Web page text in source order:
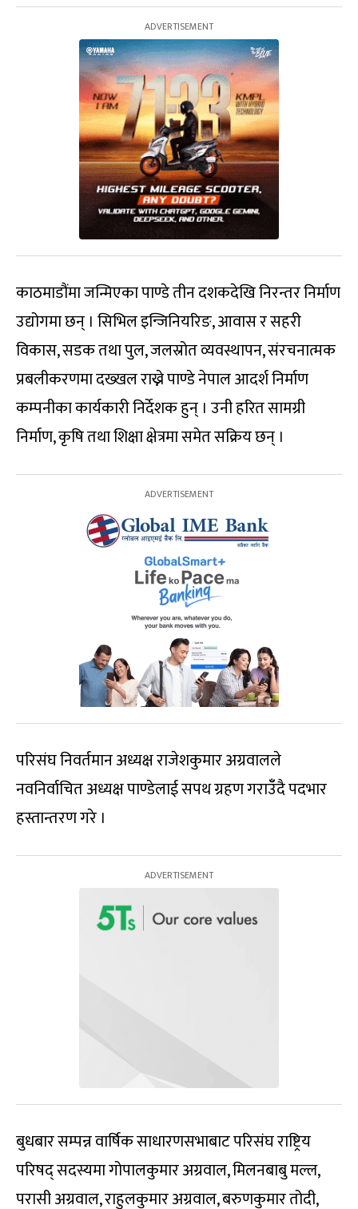
काठमाडौंमा जन्मिएका पाण्डे तीन दशकदेखि निरन्तर निर्माण
उद्योगमा छन् । सिभिल इन्जिनियरिङ, आवास र सहरी
विकास, सडक तथा पुल, जलस्रोत व्यवस्थापन, संरचनात्मक
प्रबलीकरणमा दख्खल राख्ने पाण्डे नेपाल आदर्श निर्माण
कम्पनीका कार्यकारी निर्देशक हुन् । उनी हरित सामग्री
निर्माण, कृषि तथा शिक्षा क्षेत्रमा समेत सक्रिय छन् ।
परिसंघ निवर्तमान अध्यक्ष राजेशकुमार अग्रवालले
नवनिर्वाचित अध्यक्ष पाण्डेलाई सपथ ग्रहण गराउँँदै पदभार
हस्तान्तरण गरे ।
बुधबार सम्पन्न वार्षिक साधारणसभाबाट परिसंघ राष्ट्रिय
परिषद् सदस्यमा गोपालकुमार अग्रवाल, मिलनबाबु मल्ल,
परासी अग्रवाल, राहुलकुमार अग्रवाल, बरुणकुमार तोदी,